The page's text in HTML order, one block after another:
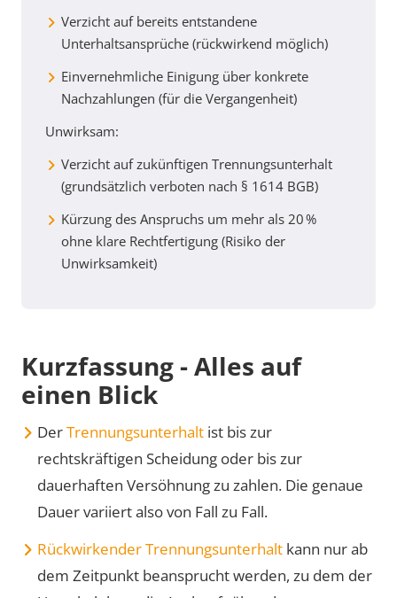
Verzicht auf bereits entstandene
Unterhaltsansprüche (rückwirkend möglich)
Einvernehmliche Einigung über konkrete
Nachzahlungen (für die Vergangenheit)
Unwirksam:
Verzicht auf zukünftigen Trennungsunterhalt
(grundsätzlich verboten nach § 1614 BGB)
Kürzung des Anspruchs um mehr als 20 %
ohne klare Rechtfertigung (Risiko der
Unwirksamkeit)
Kurzfassung - Alles auf
einen Blick
DerTrennungsunterhalt ist bis zur
rechtskräftigen Scheidung oder bis zur
dauerhaften Versöhnung zu zahlen. Die genaue
Dauer variiert also von Fall zu Fall.
Rückwirkender Trennungsunterhalt kann nur ab
dem Zeitpunkt beansprucht werden, zu dem der